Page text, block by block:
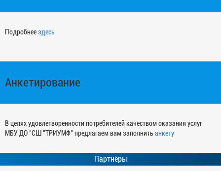
Подробнеездесь
Анкетирование
В целях удовлетворенности потребителей качеством оказания услуг
МБУ ДО "СШ "ТРИУМФ" предлагаем вам заполнитьанкету
Партнёры